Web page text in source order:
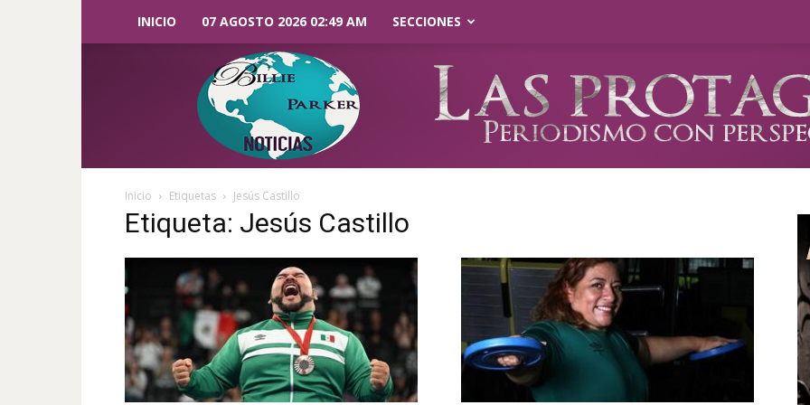
INICIO 07 AGOSTO 2026 02:49 AM SECCIONES
Parker
Noticias
Inicio Etiquetas Jesús Castillo
Etiqueta: Jesús Castillo